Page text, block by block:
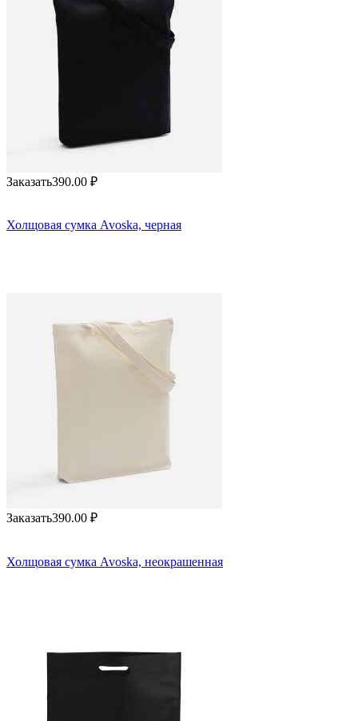
Заказать390.00 ₽
Холщовая сумка Avoska, черная
Заказать390.00 ₽
Холщовая сумка Avoska, неокрашенная